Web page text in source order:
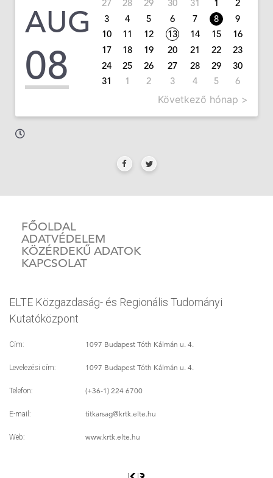
AUG
08
27 28 29 30 31 1
2
3
4 5 6 7 8
9
10
11 12 13 14 15
16
17
18 19 20 21 22
23
24
25 26 27 28 29
30
31
1 2 3 4 5 6
Következő hónap >
FŐOLDAL
ADATVÉDELEM
KÖZÉRDEKŰ ADATOK
KAPCSOLAT
ELTE Közgazdaság- és Regionális Tudományi
Kutatóközpont
Cím: 1097 Budapest Tóth Kálmán u. 4.
Levelezési cím: 1097 Budapest Tóth Kálmán u. 4.
Telefon: (+36-1) 224 6700
E-mail: titkarsag@krtk.elte.hu
Web: www.krtk.elte.hu